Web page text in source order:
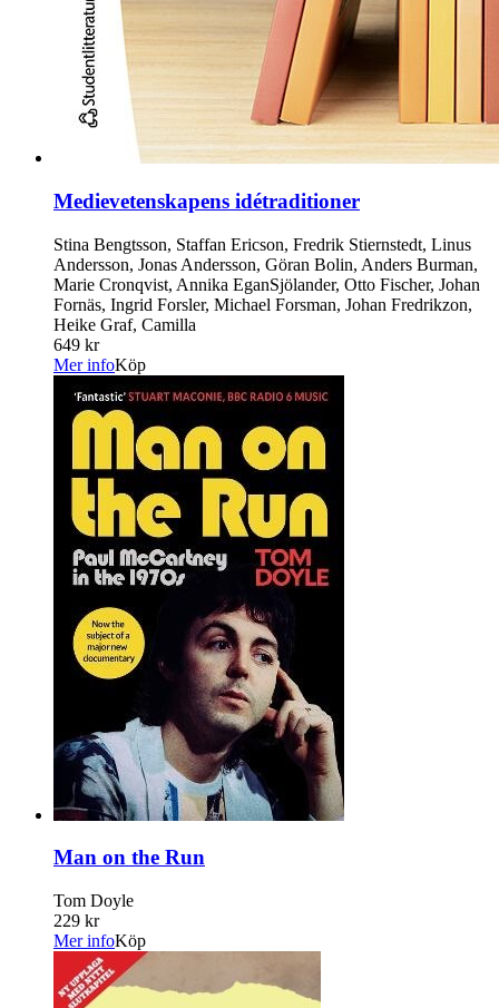
Medievetenskapens idétraditioner
Stina Bengtsson, Staffan Ericson, Fredrik Stiernstedt, Linus
Andersson, Jonas Andersson, Göran Bolin, Anders Burman,
Marie Cronqvist, Annika EganSjölander, Otto Fischer, Johan
Fornäs, Ingrid Forsler, Michael Forsman, Johan Fredrikzon,
Heike Graf, Camilla
649 kr
Mer infoKöp
Man on the Run
Tom Doyle
229 kr
Mer infoKöp